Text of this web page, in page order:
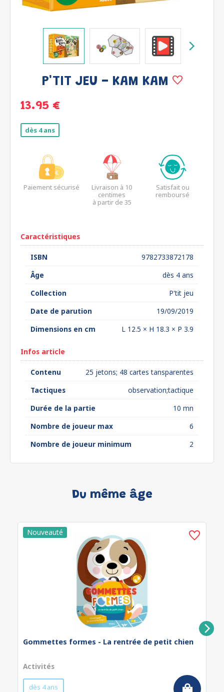
P'TIT JEU - KAM KAM
13.95 €
dès 4 ans
Paiement sécurisé
Livraison à 10
centimes
à partir de 35
Satisfait ou
remboursé
Caractéristiques
ISBN
9782733872178
Âge
dès 4 ans
Collection
P'tit jeu
Date de parution
19/09/2019
Dimensions en cm
L 12.5 × H 18.3 × P 3.9
Infos article
Contenu
25 jetons; 48 cartes tansparentes
Tactiques
observation;tactique
Durée de la partie
10 mn
Nombre de joueur max
6
Nombre de joueur minimum
2
Du même âge
Gommettes formes - La rentrée de petit chien
Activités
dès 4 ans